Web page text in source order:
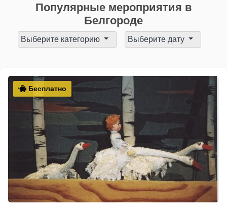
Популярные мероприятия в
Белгороде
Выберите категорию Выберите дату
Бесплатно